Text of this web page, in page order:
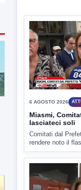
6 AGOSTO 2026
Miasmi,
lasciateci soli
Comitati dal
rendere noto il